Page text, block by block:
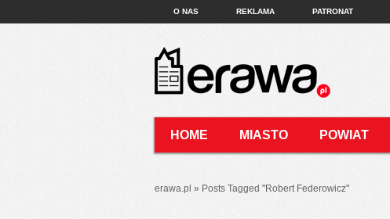
O NAS REKLAMA PATRONAT
HOME MIASTO POWIAT
erawa.pl » Posts Tagged "Robert Federowicz"